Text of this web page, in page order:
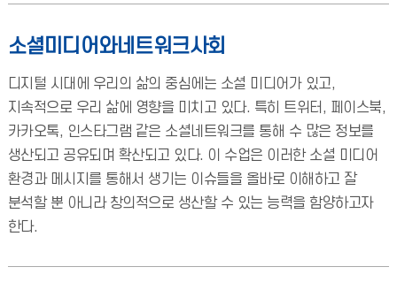
소셜미디어와네트워크사회
디지털 시대에 우리의 삶의 중심에는 소셜 미디어가 있고,
지속적으로 우리 삶에 영향을 미치고 있다. 특히 트위터, 페이스북,
카카오톡, 인스타그램 같은 소셜네트워크를 통해 수 많은 정보를
생산되고 공유되며 확산되고 있다. 이 수업은 이러한 소셜 미디어
환경과 메시지를 통해서 생기는 이슈들을 올바로 이해하고 잘
분석할 뿐 아니라 창의적으로 생산할 수 있는 능력을 함양하고자
한다.